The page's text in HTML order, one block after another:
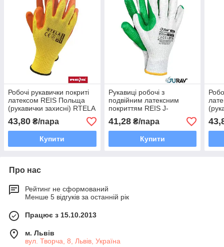
Робочі рукавички покриті
латексом REIS Польща
(рукавички захисні) RTELA
YP
43,80 ₴/пара
Купити
Рукавиці робочі з
подвійним латексним
покриттям REIS J-
PANCEGINA WZ
41,28₴/пара
Купити
PB
Про нас
Рейтинг не сформований
Менше 5 відгуків за останній рік
Працює з 15.10.2013
м. Львів
вул. Творча, 8, Львів, Україна